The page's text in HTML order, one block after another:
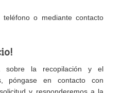
o mediante contacto
sobre la recopilación y el
póngase en contacto con